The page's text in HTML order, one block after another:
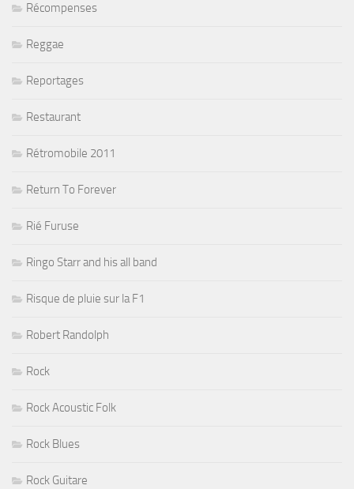
Récompenses
Reggae
Reportages
Restaurant
Rétromobile 2011
Return To Forever
Rié Furuse
Ringo Starr and his all band
Risque de pluie sur la F1
Robert Randolph
Rock
Rock Acoustic Folk
Rock Blues
Rock Guitare